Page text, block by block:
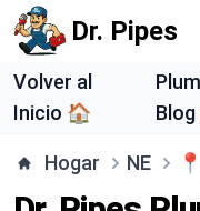
Dr. Pipes
Volver al
Inicio 🏠
Hogar NE 📍